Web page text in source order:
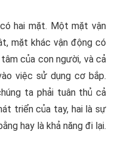
hai mặt. Một mặt vận
mặt khác vận động có
của con người, và cả
việc sử dụng cơ bắp.
ta phải tuân thủ cả
triển của tay, hai là sự
hay là khả năng đi lại.